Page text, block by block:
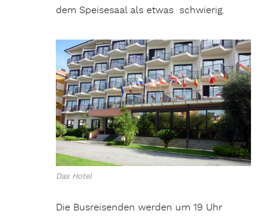
dem Speisesaal als etwas schwierig.
Das Hotel
Die Busreisenden werden um 19 Uhr